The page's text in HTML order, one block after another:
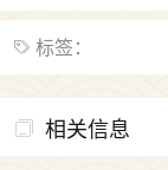
标签：
相关信息